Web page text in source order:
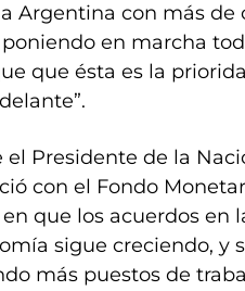
Argentina con más de
en marcha
que ésta es la
el Presidente de la
con el Fondo
que los acuerdos en
sigue creciendo, y
más puestos de